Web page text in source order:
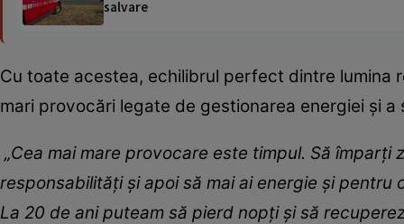
salvare
Cu toate acestea, echilibrul perfect dintre lumina
mari provocări legate de gestionarea energiei și a
„Cea mai mare provocare este timpul. Să
responsabilități și apoi să mai ai energie și
La 20 de ani puteam să pierd nopți și să